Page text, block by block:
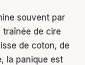
souvent par
de cire
de coton, de
la panique est